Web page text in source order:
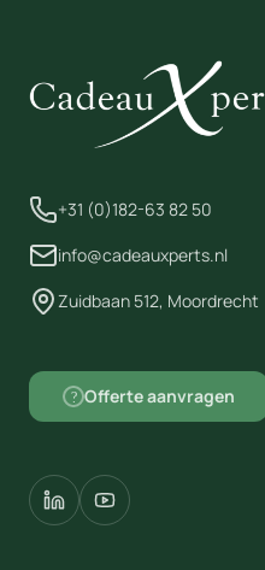
+31 (0)182-63 82 50
info@cadeauxperts.nl
Zuidbaan 512, Moordrecht
? Offerte aanvragen